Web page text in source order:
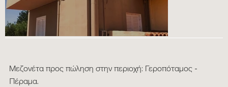
GALLERY
Μεζονέτα προς πώληση στην περιοχή: Γεροπόταμος -
Πέραμα.